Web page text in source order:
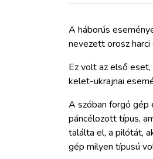
ARCHÍVUM
WEBSHOP
A háborús
nevezett orosz
Ez volt az első
kelet-ukrajnai
A szóban forgó
páncélozott típus,
találta el, a pilótát,
gép milyen típusú